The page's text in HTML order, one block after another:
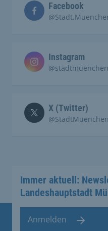
Facebook
Instagram
@stadtmuenchen
X (Twitter)
@StadtMuenchen
Immer aktuell:
Landeshauptstadt
Anmelden